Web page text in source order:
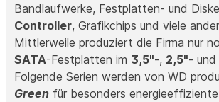
Bandlaufwerke, Festplatten- und
Controller, Grafikchips und viele
Mittlerweile produziert die Firma nur
SATA-Festplatten im 3,5"-, 2,5"- und
Folgende Serien werden von WD
Green für besonders